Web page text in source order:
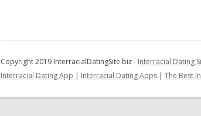
Copyright 2019 InterracialDatingSite.biz - Interracial Dating
Interracial Dating App | Interracial Dating Apps | The Best